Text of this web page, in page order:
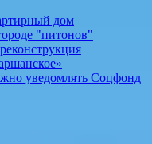
дом
"питонов"
уведомлять Соцфонд